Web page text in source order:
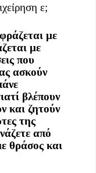
ε;
με
με
που
ασκούν
βλέπουν
και ζητούν
της
από
θράσος και